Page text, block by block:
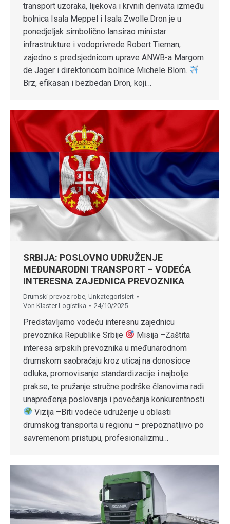
transport uzoraka, lijekova i krvnih derivata između
bolnica Isala Meppel i Isala Zwolle.Dron je u
ponedjeljak simbolično lansirao ministar
infrastrukture i vodoprivrede Robert Tieman,
zajedno s predsjednicom uprave ANWB-a Margom
de Jager i direktoricom bolnice Michele Blom.
Brz, efikasan i bezbedan Dron, koji…
SRBIJA: POSLOVNO UDRUŽENJE
MEĐUNARODNI TRANSPORT – VODEĆA
INTERESNA ZAJEDNICA PREVOZNIKA
Drumski prevoz robe Unkategorisiert
Von Klaster Logistika 24/10/2025
Predstavljamo vodeću interesnu zajednicu
prevoznika Republike Srbije
Misija –Zaštita
interesa srpskih prevoznika u međunarodnom
drumskom saobraćaju kroz uticaj na donosioce
odluka, promovisanje standardizacije i najbolje
prakse, te pružanje stručne podrške članovima radi
unapređenja poslovanja i povećanja konkurentnosti.
Vizija –Biti vodeće udruženje u oblasti
drumskog transporta u regionu – prepoznatljivo po
savremenom pristupu, profesionalizmu…